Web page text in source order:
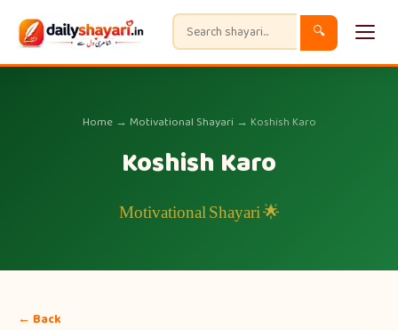
🔍
Home→ Motivational Shayari → Koshish Karo
Koshish Karo
🌟 Motivational Shayari
← Back